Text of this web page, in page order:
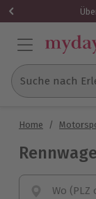
Suche nach
Home /
Wo (PLZ